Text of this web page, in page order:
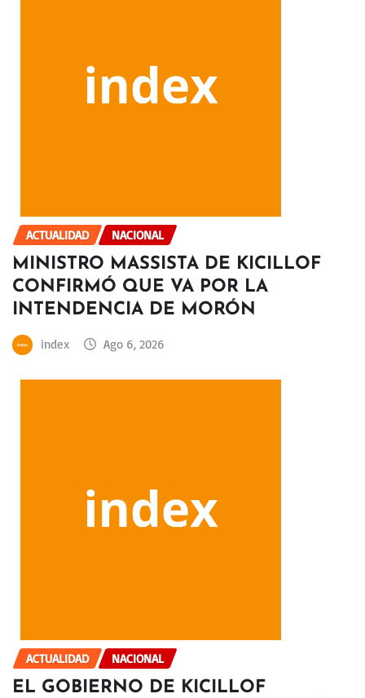
ACTUALIDAD NACIONAL
MINISTRO MASSISTA DE KICILLOF
CONFIRMÓ QUE VA POR LA
INTENDENCIA DE MORÓN
index Ago 6, 2026
ACTUALIDAD NACIONAL
EL GOBIERNO DE KICILLOF